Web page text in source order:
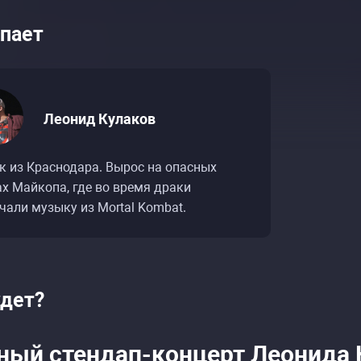
Леонид Кулаков
из Краснодара. Вырос на опасных
Майкопа, где во время драки
музыку из Mortal Kombat.
стендап-концерт Леонида